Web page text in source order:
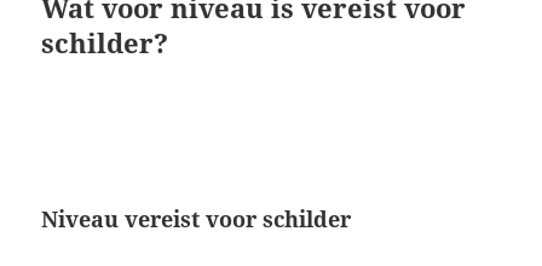
Wat voor niveau is vereist voor
schilder?
Niveau vereist voor schilder